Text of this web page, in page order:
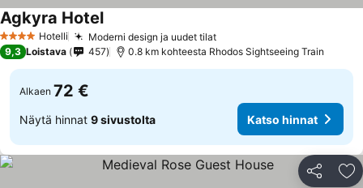
4 Tähtiluokitus
Hotelli Moderni design ja uudet tilatKatso hinnat
Agkyra HotelKatso hinnat
9,3 Loistava 457 0.8 km kohteesta Rhodos Sightseeing Train
Alkaen 72 €
Näytä hinnat 9 sivustolta Katso hinnat
Jaa